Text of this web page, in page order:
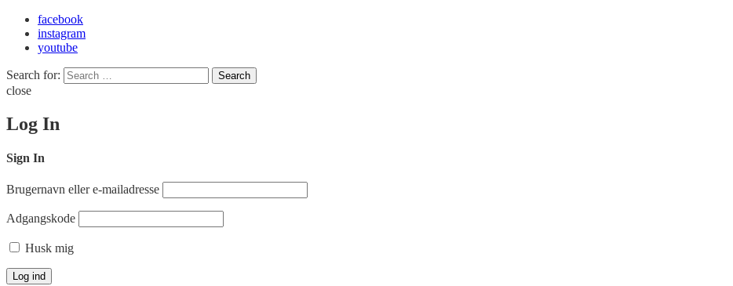
facebook
instagram
youtube
Search for: Search
close
Log In
Sign In
Brugernavn eller e-mailadresse
Adgangskode
Husk mig